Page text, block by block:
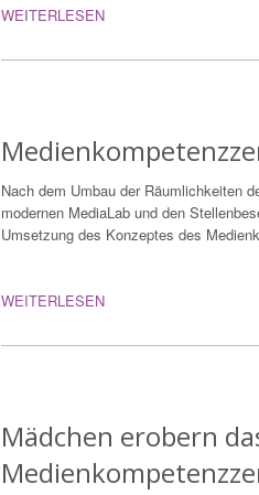
WEITERLESEN
Nach dem Umbau der Räumlichkeiten
modernen MediaLab und den
Umsetzung des Konzeptes des
WEITERLESEN
Mädchen erobern